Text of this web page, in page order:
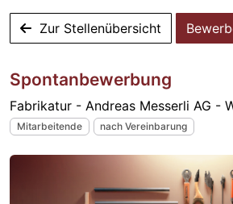
Zur Stellenübersicht
Spontanbewerbung
Fabrikatur - Andreas Messerli AG -
Mitarbeitende nach Vereinbarung